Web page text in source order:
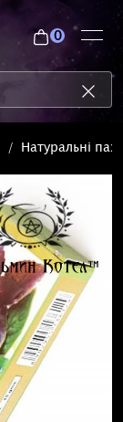
0
Натуральні